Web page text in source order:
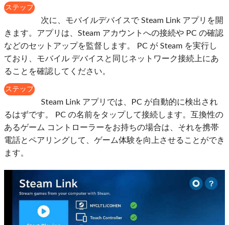
ステップ
次に、モバイルデバイスで Steam Link アプリを開
きます。アプリは、Steam アカウントへの接続や PC の確認
などのセットアップを監督します。 PC が Steam を実行し
ており、モバイル デバイスと同じネットワーク接続上にあ
ることを確認してください。
ステップ
Steam Link アプリでは、PC が自動的に検出され
るはずです。 PC の名前をタップして接続します。互換性の
あるゲーム コントローラーをお持ちの場合は、それを携帯
電話とペアリングして、ゲーム体験を向上させることができ
ます。